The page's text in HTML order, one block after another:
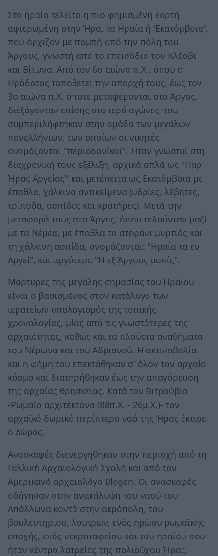
Στο ηραίο τελείτο η πιο φημισμένη εορτή
αφιερωμένη στην Ήρα, τα Ηραία ή 'Εκατόμβοια',
που άρχιζαν με πομπή από την πόλη του
Άργους, γνωστή από το επεισόδιο του Κλέοβι
και Βίτωνα. Από τον 6ο αιώνα π.Χ., όπου ο
Ηρόδοτος τοποθετεί την απαρχή τους, έως τον
3ο αιώνα π.Χ. όποτε μεταφέρονται στο Άργος,
διεξάγονταν επίσης στο ιερό αγώνες που
συμπεριλήφτηκαν στην ομάδα των μεγάλων
πανελλήνιων, των οποίων οι νικητές
ονομάζονται ''περιοδονίκαι''. Ήταν γνωστοί στη
διαχρονική τους εξέλιξη, αρχικά απλά ως ''Παρ
Ήρας Αργείας'' και μετέπειτα ως Εκατόμβοια με
έπαθλα, χάλκινα αντικείμενα (υδρίες, λέβητες,
τρίποδα, ασπίδες και κρατήρες). Μετά την
μεταφορά τους στο Άργος, όπου τελούνταν μαζί
με τα Νέμεα, με έπαθλα το στεφάνι μυρτιάς και
τη χάλκινη ασπίδα, ονομάζονται: "Ηραία τα εν
Αργεί", και αργότερα "Η εξ Άργους ασπίς".
Μάρτυρες της μεγάλης σημασίας του Ηραίου
είναι ο βασισμένος στον κατάλογο των
ιερατείων υπολογισμός της τοπικής
χρονολογίας, μίας από τις γνωστότερες της
αρχαιότητας, καθώς και τα πλούσια αναθήματα
του Νέρωνα και του Αδριανού. Η ακτινοβολία
και η φήμη του επεκτάθηκαν σ' όλον τον αρχαίο
κόσμο και διατηρήθηκαν έως την απαγόρευση
της αρχαίας θρησκείας. Κατά τον Βιτρούβιο
-Ρωμαίο αρχιτέκτονα (88π.Χ. - 26μ.Χ.)- τον
αρχαϊκό δωρικό περίπτερο ναό της Ήρας έκτισε
ο Δώρος.
Ανασκαφές διενεργήθηκαν στην περιοχή από τη
Γαλλική Αρχαιολογική Σχολή και από τον
Αμερικανό αρχαιολόγο Blegen. Οι ανασκαφές
οδήγησαν στην ανακάλυψη του ναού του
Απόλλωνα κοντά στην ακρόπολη, του
βουλευτηρίου, λουτρών, ενός ηρώου ρωμαϊκής
εποχής, ενός νεκροταφείου και του ηραίου που
ήταν κέντρο λατρείας της πολιούχου Ήρας.